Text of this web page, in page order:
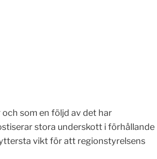
som en följd av det har
stora underskott i förhållande
vikt för att regionstyrelsens